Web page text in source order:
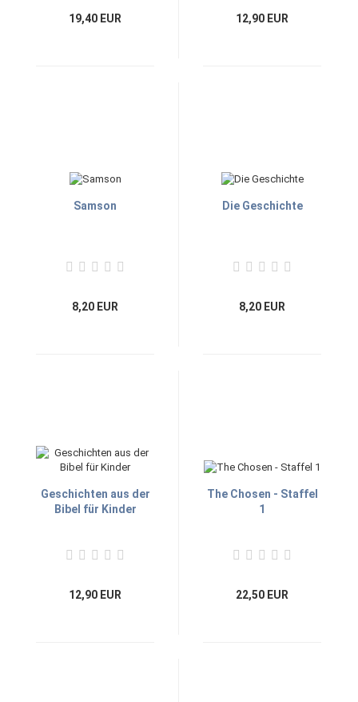
19,40 EUR 12,90 EUR
Samson
8,20 EUR
Die Geschichte
8,20 EUR
Geschichten aus der
Bibel für Kinder
12,90 EUR
The Chosen - Staffel
1
22,50 EUR